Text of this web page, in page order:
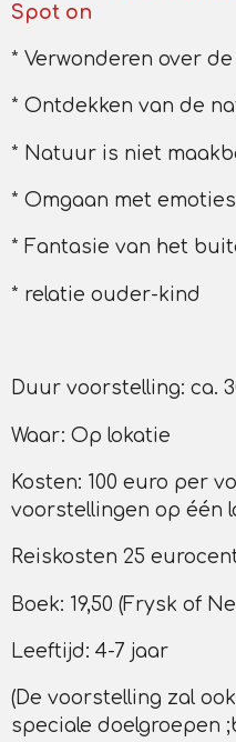
Spot on
* Verwonderen over
* Ontdekken van de
* Natuur is niet
* Omgaan met emoties
* Fantasie van het
* relatie ouder-kind
Duur voorstelling: ca.
Waar: Op lokatie
Kosten: 100 euro per
voorstellingen op één
Reiskosten 25
Boek: 19,50 (Frysk of
Leeftijd: 4-7 jaar
(De voorstelling zal
speciale doelgroepen